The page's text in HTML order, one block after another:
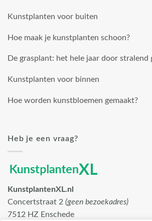
Kunstplanten voor buiten
Hoe maak je kunstplanten schoon?
De grasplant: het hele jaar door stralend
Kunstplanten voor binnen
Hoe worden kunstbloemen gemaakt?
Heb je een vraag?
KunstplantenXL.nl
Concertstraat 2 (geen bezoekadres)
7512 HZ Enschede